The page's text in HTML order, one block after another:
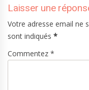
Laisser une
Votre adresse email ne
sont indiqués *
Commentez *